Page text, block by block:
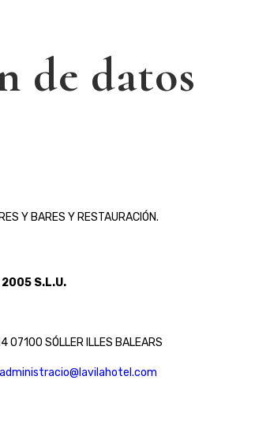
de datos
Y BARES Y RESTAURACIÓN.
2005 S.L.U.
07100 SÓLLER ILLES BALEARS
administracio@lavilahotel.com